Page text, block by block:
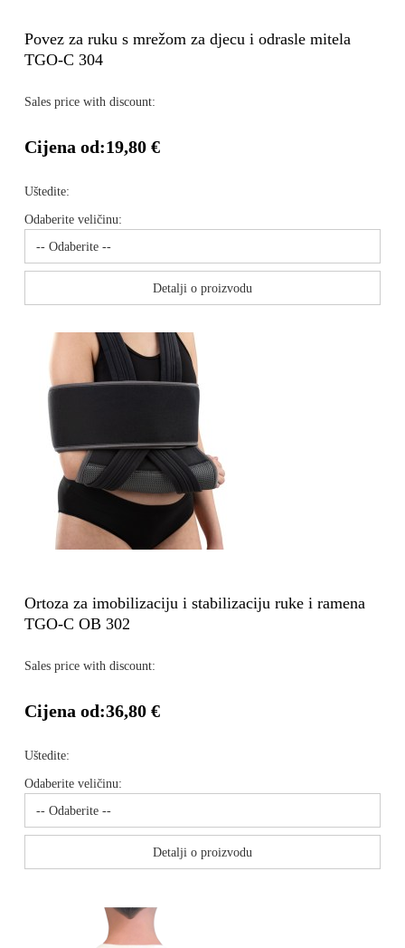
Povez za ruku s mrežom za djecu i odrasle mitela
TGO-C 304
Sales price with discount:
Cijena od:19,80 €
Uštedite:
Odaberite veličinu:
Detalji o proizvodu
Ortoza za imobilizaciju i stabilizaciju ruke i ramena
TGO-C OB 302
Sales price with discount:
Cijena od:36,80 €
Uštedite:
Odaberite veličinu:
Detalji o proizvodu